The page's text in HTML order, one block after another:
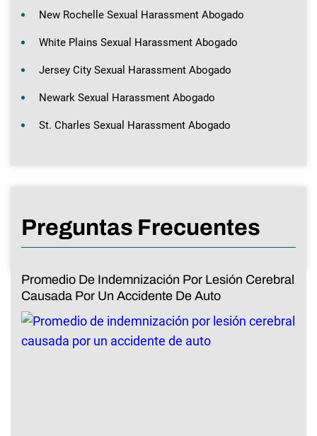
New Rochelle Sexual Harassment Abogado
White Plains Sexual Harassment Abogado
Jersey City Sexual Harassment Abogado
Newark Sexual Harassment Abogado
St. Charles Sexual Harassment Abogado
Preguntas Frecuentes
Promedio De Indemnización Por Lesión Cerebral
Causada Por Un Accidente De Auto